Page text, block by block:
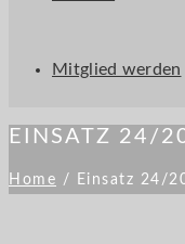
Mitglied werden
EINSATZ 24/
Home / Einsatz 24/